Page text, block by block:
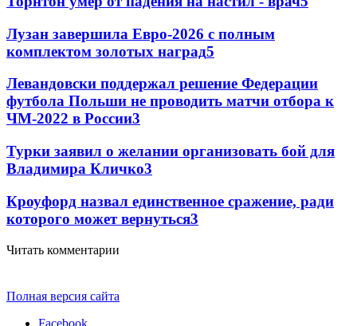
Лузан завершила Евро-2026 с полным
комплектом золотых наград5
Левандовски поддержал решение Федерации
футбола Польши не проводить матчи отбора к
ЧМ-2022 в России3
Турки заявил о желании организовать бой для
Владимира Кличко3
Кроуфорд назвал единственное сражение, ради
которого может вернуться3
Читать комментарии
Полная версия сайта
Facebook